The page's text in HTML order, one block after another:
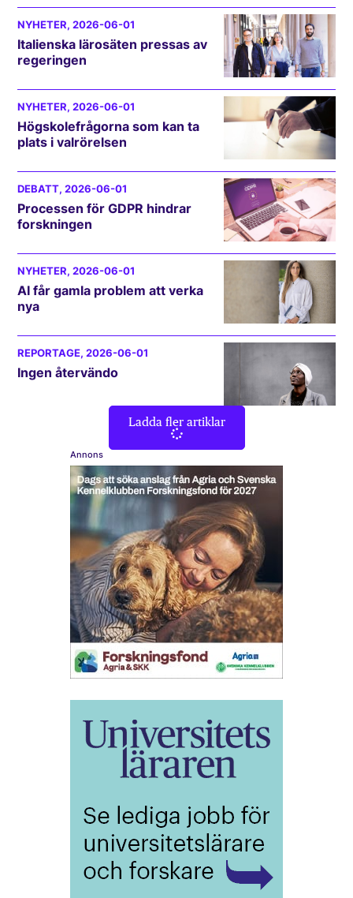
NYHETER, 2026-06-01
Italienska lärosäten pressas av
regeringen
NYHETER, 2026-06-01
Högskolefrågorna som kan ta
plats i valrörelsen
DEBATT, 2026-06-01
Processen för GDPR hindrar
forskningen
NYHETER, 2026-06-01
AI får gamla problem att verka
nya
REPORTAGE, 2026-06-01
Ingen återvändo
Ladda fler artiklar
Annons